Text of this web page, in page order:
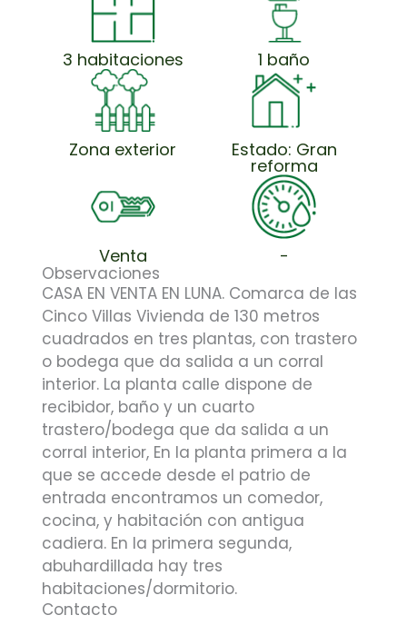
3 habitaciones 1 baño
Zona exterior Estado: Gran
reforma
Venta -
Observaciones
CASA EN VENTA EN LUNA. Comarca de las
Cinco Villas Vivienda de 130 metros
cuadrados en tres plantas, con trastero
o bodega que da salida a un corral
interior. La planta calle dispone de
recibidor, baño y un cuarto
trastero/bodega que da salida a un
corral interior, En la planta primera a la
que se accede desde el patrio de
entrada encontramos un comedor,
cocina, y habitación con antigua
cadiera. En la primera segunda,
abuhardillada hay tres
habitaciones/dormitorio.
Contacto